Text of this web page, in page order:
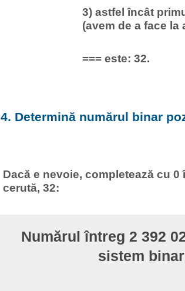
3) astfel încât
(avem de a face
=== este: 32.
4. Determină numărul binar
Dacă e nevoie, completează cu
cerută, 32:
Numărul întreg 2 392
sistem